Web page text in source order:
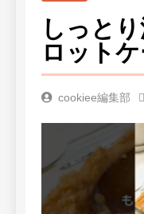
しっと
ロット
cookiee編集部